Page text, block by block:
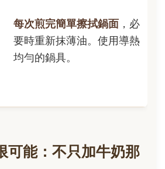
每次煎完簡單擦拭鍋面 ，必
要時重新抹薄油。使用導熱
均勻的鍋具。
可能：不只加牛奶那